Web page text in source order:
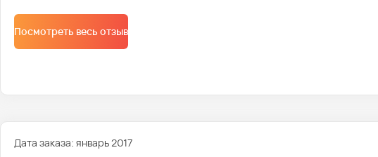
Посмотреть весь отзыв
Дата заказа: январь 2017